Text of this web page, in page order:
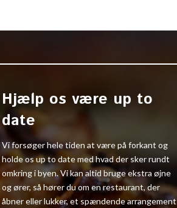
Hjælp os være up to
date
Vi forsøger hele tiden at være på forkant og
holde os up to date med hvad der sker rundt
omkring i byen. Vi kan altid bruge ekstra øjne
og ører, så hører du om en restaurant, der
åbner eller lukker, et spændende arrangement